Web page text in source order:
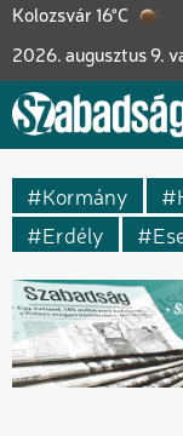
Ugrás
tartalomra
Kolozsvár 16°C
2026. augusztus 9.
Kormány
Erdély